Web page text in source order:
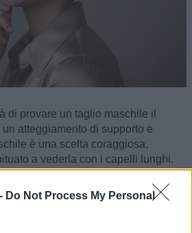
Do Not Process My Personal
di provare un taglio maschile il
atteggiamento di supporto e
è una scelta coraggiosa,
a vederla con i capelli lunghi.
in questa decisione dimostra il
felicità. E chissà... se già trovi il suo
essere piacevolmente